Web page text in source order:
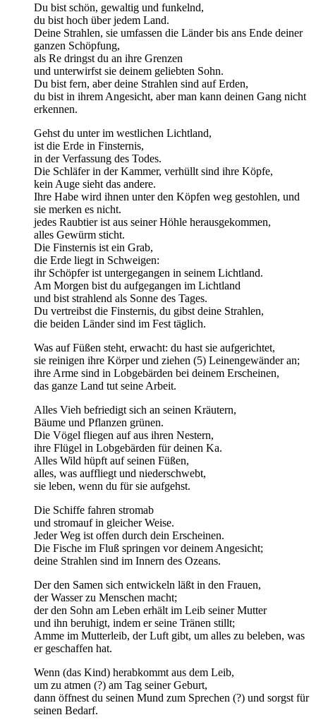
Du bist schön, gewaltig und funkelnd,
du bist hoch über jedem Land.
Deine Strahlen, sie umfassen die Länder bis ans Ende deiner
ganzen Schöpfung,
als Re dringst du an ihre Grenzen
und unterwirfst sie deinem geliebten Sohn.
Du bist fern, aber deine Strahlen sind auf Erden,
du bist in ihrem Angesicht, aber man kann deinen Gang nicht
erkennen.
Gehst du unter im westlichen Lichtland,
ist die Erde in Finsternis,
in der Verfassung des Todes.
Die Schläfer in der Kammer, verhüllt sind ihre Köpfe,
kein Auge sieht das andere.
Ihre Habe wird ihnen unter den Köpfen weg gestohlen, und
sie merken es nicht.
jedes Raubtier ist aus seiner Höhle herausgekommen,
alles Gewürm sticht.
Die Finsternis ist ein Grab,
die Erde liegt in Schweigen:
ihr Schöpfer ist untergegangen in seinem Lichtland.
Am Morgen bist du aufgegangen im Lichtland
und bist strahlend als Sonne des Tages.
Du vertreibst die Finsternis, du gibst deine Strahlen,
die beiden Länder sind im Fest täglich.
Was auf Füßen steht, erwacht: du hast sie aufgerichtet,
sie reinigen ihre Körper und ziehen (5) Leinengewänder an;
ihre Arme sind in Lobgebärden bei deinem Erscheinen,
das ganze Land tut seine Arbeit.
Alles Vieh befriedigt sich an seinen Kräutern,
Bäume und Pflanzen grünen.
Die Vögel fliegen auf aus ihren Nestern,
ihre Flügel in Lobgebärden für deinen Ka.
Alles Wild hüpft auf seinen Füßen,
alles, was auffliegt und niederschwebt,
sie leben, wenn du für sie aufgehst.
Die Schiffe fahren stromab
und stromauf in gleicher Weise.
Jeder Weg ist offen durch dein Erscheinen.
Die Fische im Fluß springen vor deinem Angesicht;
deine Strahlen sind im Innern des Ozeans.
Der den Samen sich entwickeln läßt in den Frauen,
der Wasser zu Menschen macht;
der den Sohn am Leben erhält im Leib seiner Mutter
und ihn beruhigt, indem er seine Tränen stillt;
Amme im Mutterleib, der Luft gibt, um alles zu beleben, was
er geschaffen hat.
Wenn (das Kind) herabkommt aus dem Leib,
um zu atmen (?) am Tag seiner Geburt,
dann öffnest du seinen Mund zum Sprechen (?) und sorgst für
seinen Bedarf.